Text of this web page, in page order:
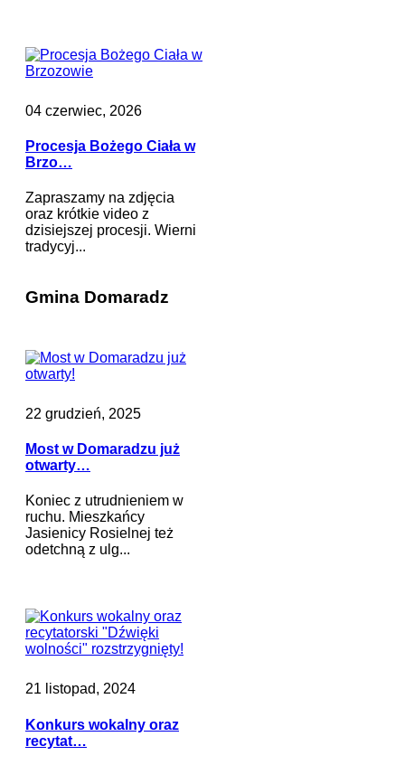
04 czerwiec, 2026
Procesja Bożego Ciała w
Brzo…
Zapraszamy na zdjęcia
oraz krótkie video z
dzisiejszej procesji. Wierni
tradycyj...
Gmina Domaradz
22 grudzień, 2025
Most w Domaradzu już
otwarty…
Koniec z utrudnieniem w
ruchu. Mieszkańcy
Jasienicy Rosielnej też
odetchną z ulg...
21 listopad, 2024
Konkurs wokalny oraz
recytat…